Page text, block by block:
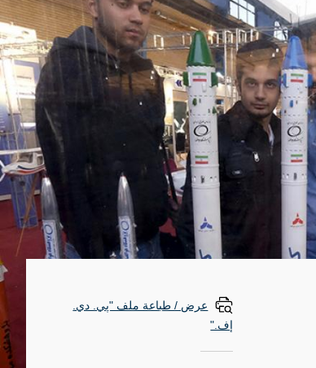
عرض / طباعة ملف "پي. دي.
إف."